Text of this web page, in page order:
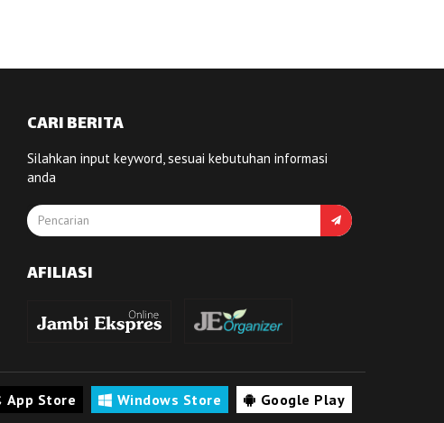
CARI BERITA
Silahkan input keyword, sesuai kebutuhan informasi
anda
AFILIASI
App Store Windows Store Google Play